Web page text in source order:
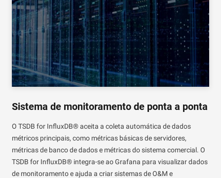
Sistema de monitoramento de ponta a ponta
O TSDB for InfluxDB® aceita a coleta automática de dados
métricos principais, como métricas básicas de servidores,
métricas de banco de dados e métricas do sistema comercial. O
TSDB for InfluxDB® integra-se ao Grafana para visualizar dados
de monitoramento e ajuda a criar sistemas de O&M e